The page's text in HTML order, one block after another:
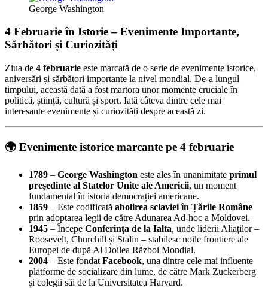
George Washington
4 Februarie în Istorie – Evenimente Importante,
Sărbători și Curiozități
Ziua de 4 februarie este marcată de o serie de evenimente istorice,
aniversări și sărbători importante la nivel mondial. De-a lungul
timpului, această dată a fost martora unor momente cruciale în
politică, știință, cultură și sport. Iată câteva dintre cele mai
interesante evenimente și curiozități despre această zi.
🌍 Evenimente istorice marcante pe 4 februarie
1789 – George Washington este ales în unanimitate primul
președinte al Statelor Unite ale Americii, un moment
fundamental în istoria democrației americane.
1859 – Este codificată abolirea sclaviei în Țările Române
prin adoptarea legii de către Adunarea Ad-hoc a Moldovei.
1945 – Începe Conferința de la Ialta, unde liderii Aliaților –
Roosevelt, Churchill și Stalin – stabilesc noile frontiere ale
Europei de după Al Doilea Război Mondial.
2004 – Este fondat Facebook, una dintre cele mai influente
platforme de socializare din lume, de către Mark Zuckerberg
și colegii săi de la Universitatea Harvard.